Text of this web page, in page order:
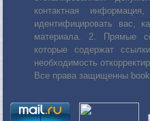
контактная
идентифицировать вас,
материала. 2. Прямые
которые содержат
необходимость
Все права защищенны